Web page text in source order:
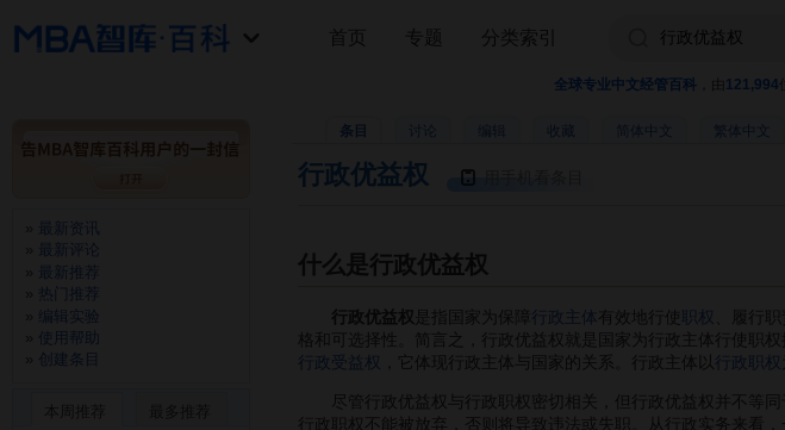
全球专业中文经管百科 121,994
条目 收藏
行政优益权
什么是行政优益权
行政优益权 是指国家为保障 行政主体 有效地行使 职权
、履行
格和可选择性。简言之，行政优益权就是国家为行政主体行使职权
行政受益权
，它体现行政主体与国家的关系。行政主体以 行政职权
尽管行政优益权与行政职权密切相关，但行政优益权并不等同
行政职权不能被放弃，否则将导致违法或失职。从行政实务来看，
首页 专题 分类索引
最新资讯
最新评论
最新推荐
热门推荐
编辑实验
使用帮助
创建条目